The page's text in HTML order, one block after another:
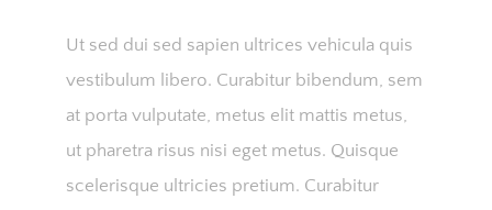
Ut sed dui sed sapien ultrices vehicula quis
vestibulum libero. Curabitur bibendum, sem
at porta vulputate, metus elit mattis metus,
ut pharetra risus nisi eget metus. Quisque
scelerisque ultricies pretium. Curabitur